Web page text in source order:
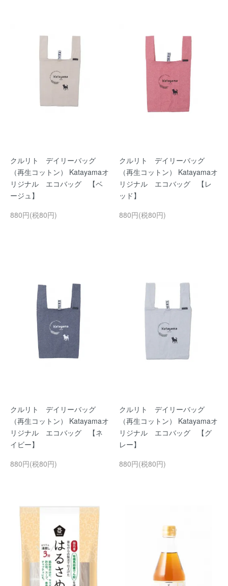
クルリト デイリーバッグ
（再生コットン） Katayamaオ
リジナル エコバッグ 【ベ
ージュ】
880円(税80円)
クルリト デイリーバッグ
（再生コットン） Katayamaオ
リジナル エコバッグ 【レ
ッド】
880円(税80円)
クルリト デイリーバッグ
（再生コットン） Katayamaオ
リジナル エコバッグ 【ネ
イビー】
880円(税80円)
クルリト デイリーバッグ
（再生コットン） Katayamaオ
リジナル エコバッグ 【グ
レー】
880円(税80円)